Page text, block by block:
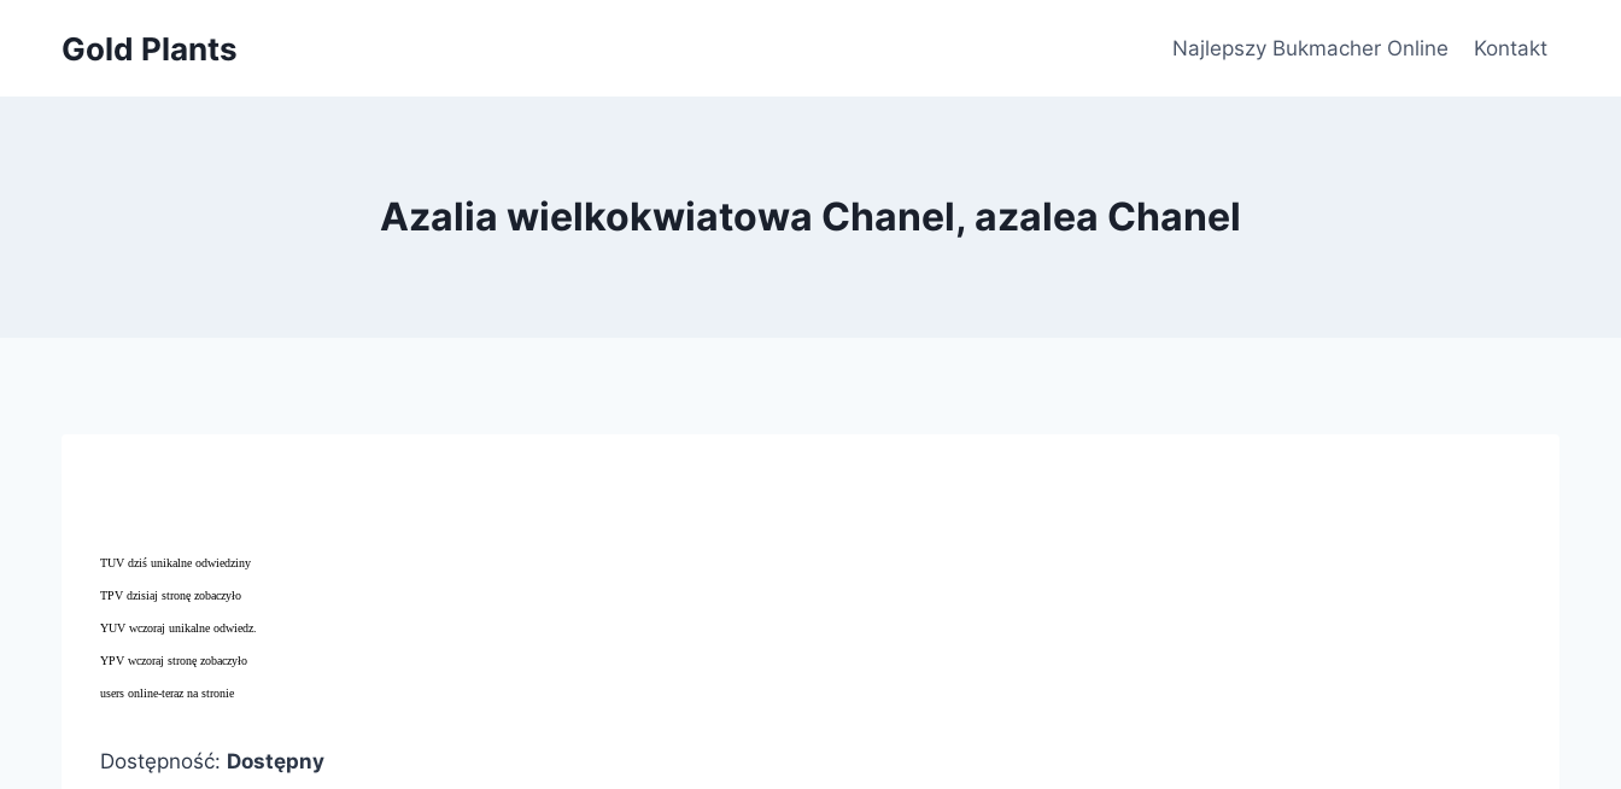
Gold Plants Najlepszy Bukmacher Online Kontakt
Azalia wielkokwiatowa Chanel, azalea Chanel
TUV dziś unikalne odwiedziny
TPV dzisiaj stronę zobaczyło
YUV wczoraj unikalne odwiedz.
YPV wczoraj stronę zobaczyło
users online-teraz na stronie
Dostępność: Dostępny